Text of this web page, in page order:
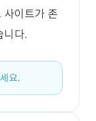
사이트가 존
니다.
요.